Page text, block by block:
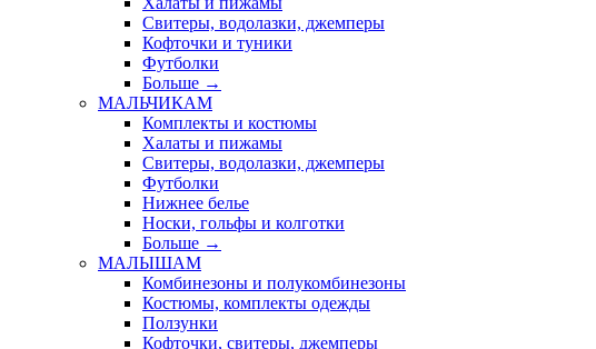
Свитеры, водолазки, джемперы
Кофточки и туники
Футболки
Больше →
МАЛЬЧИКАМ
Комплекты и костюмы
Халаты и пижамы
Свитеры, водолазки, джемперы
Футболки
Нижнее белье
Носки, гольфы и колготки
Больше →
МАЛЫШАМ
Комбинезоны и полукомбинезоны
Костюмы, комплекты одежды
Ползунки
Кофточки, свитеры, джемперы